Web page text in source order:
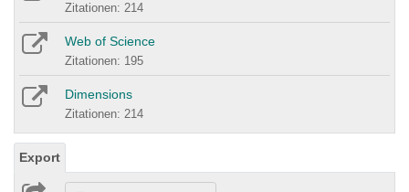
Zitationen: 214
Web of Science
Zitationen: 195
Dimensions
Zitationen: 214
Export